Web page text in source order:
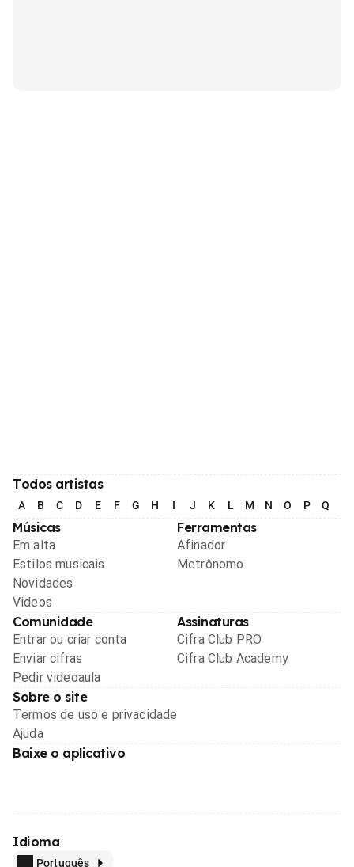
Todos artistas
A B C D E F G H I J K L M N O P Q
Músicas
Em alta
Estilos musicais
Novidades
Videos
Ferramentas
Afinador
Metrônomo
Comunidade
Entrar ou criar conta
Enviar cifras
Pedir videoaula
Assinaturas
Cifra Club PRO
Cifra Club Academy
Sobre o site
Termos de uso e privacidade
Ajuda
Baixe o aplicativo
Idioma
Português